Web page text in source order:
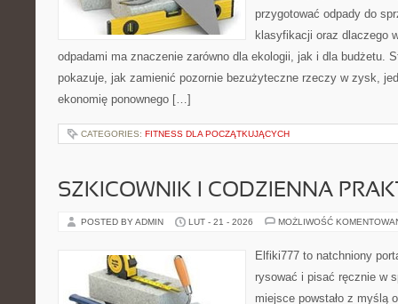
przygotować odpady do
klasyfikacji oraz dlaczego
odpadami ma znaczenie zarówno dla ekologii, jak i dla budżetu.
pokazuje, jak zamienić pozornie bezużyteczne rzeczy w zysk,
ekonomię ponownego […]
CATEGORIES: FITNESS DLA POCZĄTKUJĄCYCH
SZKICOWNIK I CODZIENNA
POSTED BY ADMIN LUT - 21 - 2026 MOŻLIWOŚĆ
Elfiki777 to natchniony
rysować i pisać ręcznie w
miejsce powstało z myślą